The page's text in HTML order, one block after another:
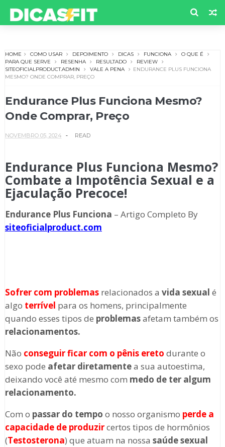
HOME COMO USAR DEPOIMENTO DICAS FUNCIONA
O QUE É
PARA QUE SERVE
RESENHA RESULTADO
REVIEW
SITEOFICIALPRODUCT.ADMIN
VALE A PENA
ENDURANCE PLUS FUNCIONA
MESMO? ONDE COMPRAR, PREÇO
Endurance Plus Funciona Mesmo?
Onde Comprar, Preço
NOVEMBRO 05, 2024 READ
Endurance Plus Funciona Mesmo?
Combate a Impotência Sexual e a
Ejaculação Precoce!
Endurance Plus Funciona – Artigo Completo By
siteoficialproduct.com
Sofrer com problemasrelacionados a vida sexual é
algo terrível para os homens, principalmente
quando esses tipos de problemasafetam também os
relacionamentos.
Não conseguir ficar com o pênis ereto durante o
sexo pode afetar diretamentea sua autoestima,
deixando você até mesmo com medo de ter algum
relacionamento.
Com o passar do tempo o nosso organismo perde a
capacidade de produzircertos tipos de hormônios
(Testosterona) que atuam na nossa saúde sexual